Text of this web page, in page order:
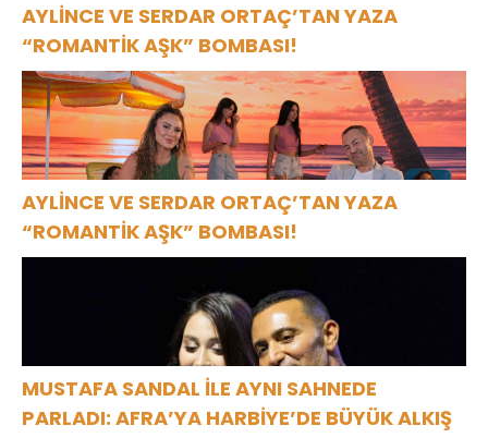
AYLİNCE VE SERDAR ORTAÇ’TAN YAZA
“ROMANTİK AŞK” BOMBASI!
AYLİNCE VE SERDAR ORTAÇ’TAN YAZA
“ROMANTİK AŞK” BOMBASI!
MUSTAFA SANDAL İLE AYNI SAHNEDE
PARLADI: AFRA’YA HARBİYE’DE BÜYÜK ALKIŞ